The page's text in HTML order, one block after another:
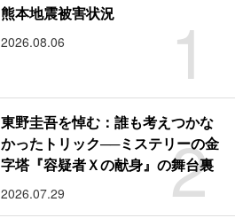
1
熊本地震被害状況
2026.08.06
2
東野圭吾を悼む：誰も考えつかな
かったトリック──ミステリーの金
字塔『容疑者Ｘの献身』の舞台裏
2026.07.29